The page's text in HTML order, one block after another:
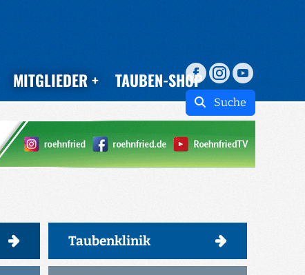
MITGLIEDER
TAUBEN-SHOP
Suche
Taubenklinik